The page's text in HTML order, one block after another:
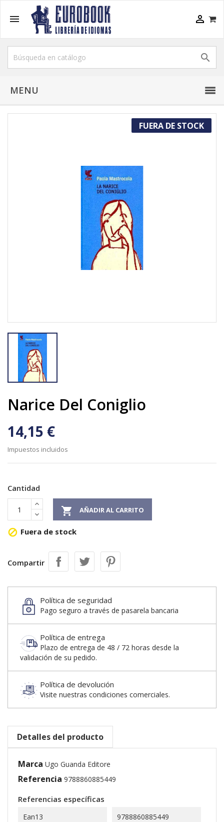
 

MENU
FUERA DE STOCK
Narice Del Coniglio
14,15 €
Impuestos incluidos
Cantidad
 AÑADIR AL CARRITO
 Fuera de stock
Compartir
Política de seguridad
Pago seguro a través de pasarela bancaria
Política de entrega
Plazo de entrega de 48 / 72 horas desde la
validación de su pedido.
Política de devolución
Visite nuestras condiciones comerciales.
Detalles del producto
Marca Ugo Guanda Editore
Referencia 9788860885449
Referencias específicas
Ean13 9788860885449